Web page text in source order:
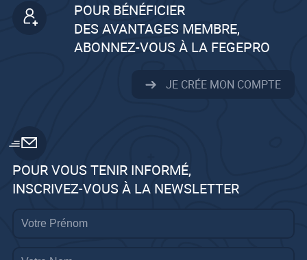
POUR BÉNÉFICIER
DES AVANTAGES MEMBRE,
ABONNEZ-VOUS À LA FEGEPRO
JE CRÉE MON COMPTE
POUR VOUS TENIR INFORMÉ,
INSCRIVEZ-VOUS À LA NEWSLETTER